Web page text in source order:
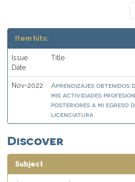
Item hits:
Issue
Date
Title
Nov-2022
Aprendizajes obtenidos
mis actividades
posteriores a mi egreso
licenciatura
Discover
Subject